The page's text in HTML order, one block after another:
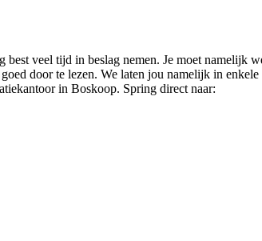
veel tijd in beslag nemen. Je moet namelijk
door te lezen. We laten jou namelijk in enkele
in Boskoop. Spring direct naar: